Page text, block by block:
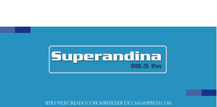
SITIO WEB CREADO CON MSBUILDER DE CMS-MSPRESS.COM